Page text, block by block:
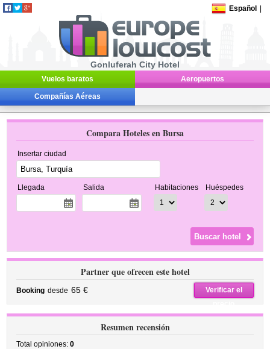
Español
Gonluferah City Hotel
Vuelos baratos Aeropuertos
Compañías Aéreas
Compara Hoteles en Bursa
Insertar ciudad
Llegada Salida Habitaciones Huéspedes
Partner que ofrecen este hotel
Booking desde 65 €
Verificar el
precio
Resumen recensión
Total opiniones:0